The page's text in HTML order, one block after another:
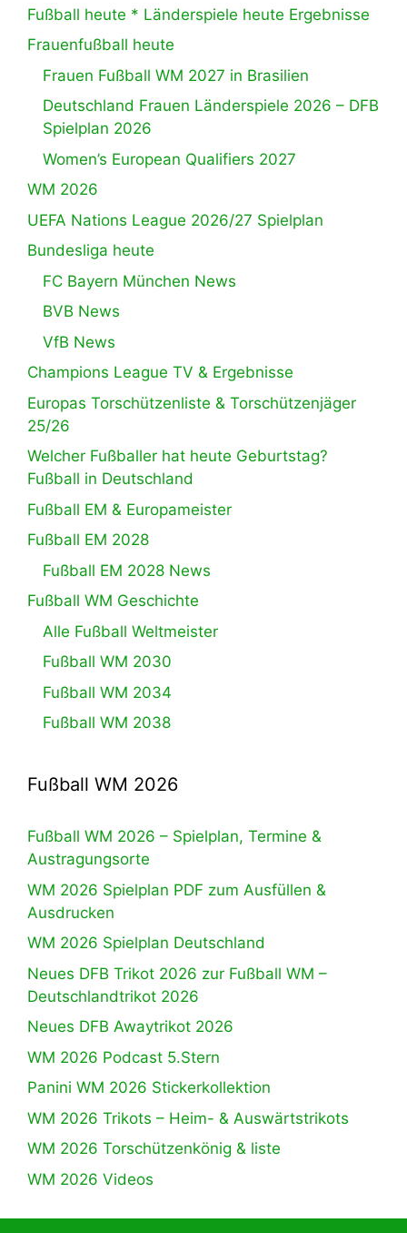
Fußball heute * Länderspiele heute Ergebnisse
Frauenfußball heute
Frauen Fußball WM 2027 in Brasilien
Deutschland Frauen Länderspiele 2026 – DFB
Spielplan 2026
Women’s European Qualifiers 2027
WM 2026
UEFA Nations League 2026/27 Spielplan
Bundesliga heute
FC Bayern München News
BVB News
VfB News
Champions League TV & Ergebnisse
Europas Torschützenliste & Torschützenjäger
25/26
Welcher Fußballer hat heute Geburtstag?
Fußball in Deutschland
Fußball EM & Europameister
Fußball EM 2028
Fußball EM 2028 News
Fußball WM Geschichte
Alle Fußball Weltmeister
Fußball WM 2030
Fußball WM 2034
Fußball WM 2038
Fußball WM 2026
Fußball WM 2026 – Spielplan, Termine &
Austragungsorte
WM 2026 Spielplan PDF zum Ausfüllen &
Ausdrucken
WM 2026 Spielplan Deutschland
Neues DFB Trikot 2026 zur Fußball WM –
Deutschlandtrikot 2026
Neues DFB Awaytrikot 2026
WM 2026 Podcast 5.Stern
Panini WM 2026 Stickerkollektion
WM 2026 Trikots – Heim- & Auswärtstrikots
WM 2026 Torschützenkönig & liste
WM 2026 Videos